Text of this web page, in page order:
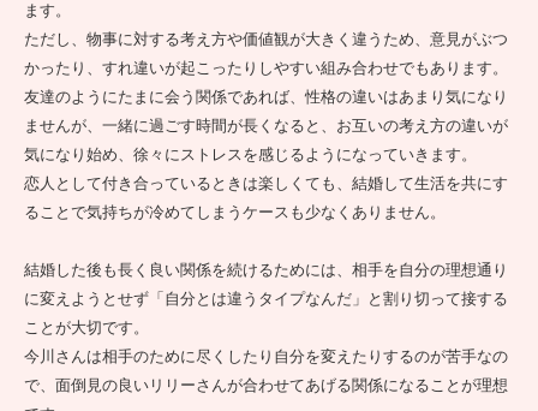
ます。
ただし、物事に対する考え方や価値観が大きく違うため、意見がぶつ
かったり、すれ違いが起こったりしやすい組み合わせでもあります。
友達のようにたまに会う関係であれば、性格の違いはあまり気になり
ませんが、一緒に過ごす時間が長くなると、お互いの考え方の違いが
気になり始め、徐々にストレスを感じるようになっていきます。
恋人として付き合っているときは楽しくても、結婚して生活を共にす
ることで気持ちが冷めてしまうケースも少なくありません。
結婚した後も長く良い関係を続けるためには、相手を自分の理想通り
に変えようとせず「自分とは違うタイプなんだ」と割り切って接する
ことが大切です。
今川さんは相手のために尽くしたり自分を変えたりするのが苦手なの
で、面倒見の良いリリーさんが合わせてあげる関係になることが理想